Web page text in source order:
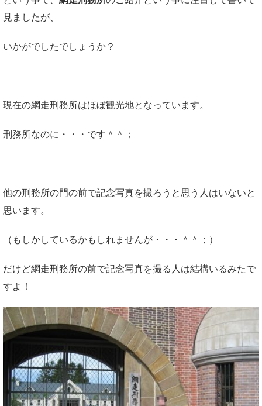
見ましたが、
いかがでしたでしょうか？
現在の網走刑務所はほぼ観光地となっています。
刑務所なのに・・・です＾＾；
他の刑務所の門の前で記念写真を撮ろうと思う人はいないと
思います。
（もしかしているかもしれませんが・・・＾＾；）
だけど網走刑務所の前で記念写真を撮る人は結構いるみたで
すよ！